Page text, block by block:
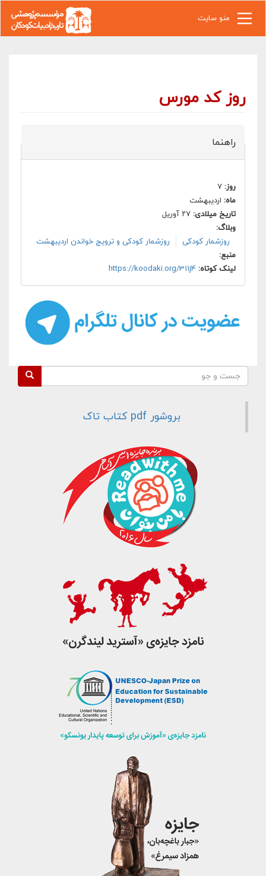
منو سایت
روز کد مورس
راهنما
روز: ۷
ماه: اردیبهشت
تاریخ میلادی: ۲۷ آوریل
وبلاگ:
روزشمار کودکی
روزشمار کودکی و ترویج خواندن اردیبهشت
منبع:
لینک کوتاه: https://koodaki.org/311j4
فرم جستجو
بروشور pdf کتاب تاک